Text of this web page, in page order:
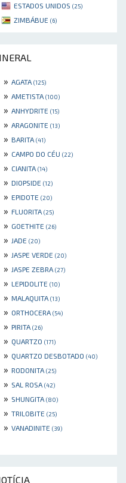
ESTADOS UNIDOS (25)
ZIMBÁBUE (6)
» AGATA (125)
» AMETISTA (100)
» ANHYDRITE (15)
» ARAGONITE (13)
» BARITA (41)
» CAMPO DO CÉU (22)
» CIANITA (14)
» DIOPSIDE (12)
» EPIDOTE (20)
» FLUORITA (25)
» GOETHITE (26)
» JADE (20)
» JASPE VERDE (20)
» JASPE ZEBRA (27)
» LEPIDOLITE (10)
» MALAQUITA (13)
» ORTHOCERA (54)
» PIRITA (26)
» QUARTZO (171)
» QUARTZO DESBOTADO (40)
» RODONITA (25)
» SAL ROSA (42)
» SHUNGITA (80)
» TRILOBITE (25)
» VANADINITE (39)